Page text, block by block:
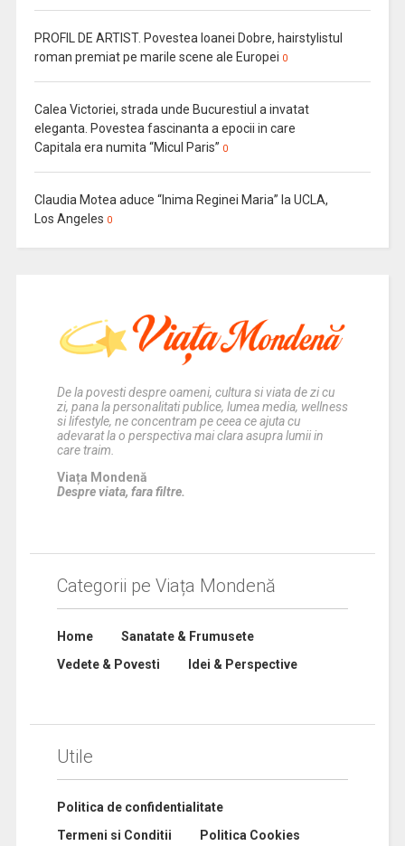
PROFIL DE ARTIST. Povestea Ioanei Dobre, hairstylistul
roman premiat pe marile scene ale Europei 0
Calea Victoriei, strada unde Bucurestiul a invatat
eleganta. Povestea fascinanta a epocii in care
Capitala era numita “Micul Paris” 0
Claudia Motea aduce “Inima Reginei Maria” la UCLA,
Los Angeles 0
De la povesti despre oameni, cultura si viata de zi cu
zi, pana la personalitati publice, lumea media, wellness
si lifestyle, ne concentram pe ceea ce ajuta cu
adevarat la o perspectiva mai clara asupra lumii in
care traim.
Viața Mondenă
Despre viata, fara filtre.
Categorii pe Viața Mondenă
Home
Sanatate & Frumusete
Vedete & Povesti
Idei & Perspective
Utile
Politica de confidentialitate
Termeni si Conditii
Politica Cookies